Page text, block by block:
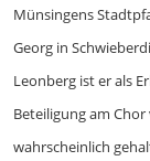
Münsingens
Georg in
Leonberg ist er als
Beteiligung am
wahrscheinlich